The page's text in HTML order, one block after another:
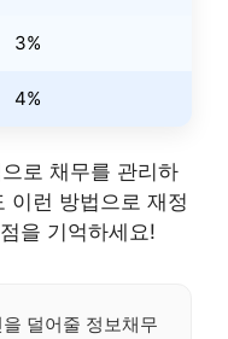
3%
4%
로 채무를 관리하
이런 방법으로 재정
을 기억하세요!
덜어줄 정보채무